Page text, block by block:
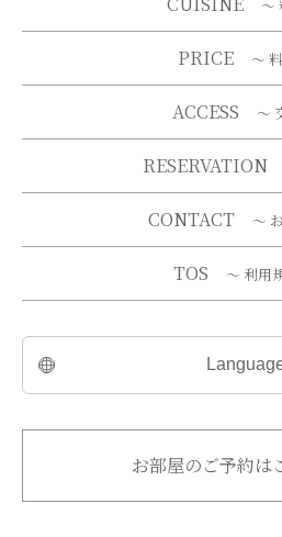
～
PRICE ～
ACCESS ～
RESERVATION
CONTACT ～
TOS ～ 利用
お部屋のご予約は